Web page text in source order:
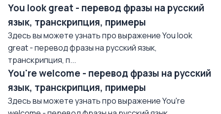
You look great - перевод фразы на русский
язык, транскрипция, примеры
Здесь вы можете узнать про выражение You look
great - перевод фразы на русский язык,
транскрипция, п...
You're welcome - перевод фразы на русский
язык, транскрипция, примеры
Здесь вы можете узнать про выражение You're